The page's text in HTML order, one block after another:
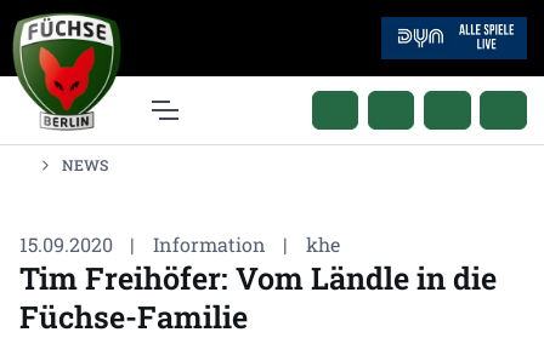
NEWS
15.09.2020 | Information | khe
Tim Freihöfer: Vom Ländle in die
Füchse-Familie